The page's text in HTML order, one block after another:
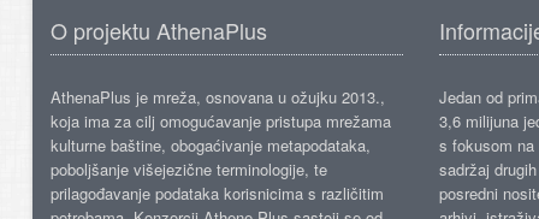
O projektu AthenaPlus
AthenaPlus je mreža, osnovana u ožujku 2013.,
koja ima za cilj omogućavanje pristupa mrežama
kulturne baštine, obogaćivanje metapodataka,
poboljšanje višejezične terminologije, te
prilagođavanje podataka korisnicima s različitim
Jedan od
3,6 milijuna
s fokusom
sadržaj
posredni